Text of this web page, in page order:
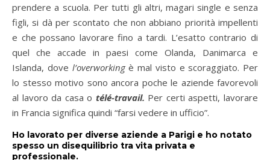
prendere a scuola. Per tutti gli altri, magari single e senza
figli, si dà per scontato che non abbiano priorità impellenti
e che possano lavorare fino a tardi. L’esatto contrario di
quel che accade in paesi come Olanda, Danimarca e
Islanda, dove l’overworkingè mal visto e scoraggiato. Per
lo stesso motivo sono ancora poche le aziende favorevoli
al lavoro da casa o télé-travail. Per certi aspetti, lavorare
in Francia significa quindi “farsi vedere in ufficio”.
Ho lavorato per diverse aziende a Parigi e ho notato
spesso un disequilibrio tra vita privata e
professionale.